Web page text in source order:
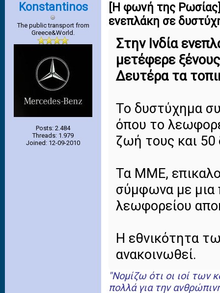
Konstantinos
The public transport from
Greece&World.
Posts: 2.484
Threads: 1.979
Joined: 12-09-2010
[Η φωνή της Ρωσίας]
ενεπλάκη σε
Στην Ινδία
μετέφερε
Δευτέρα τα
Το δυστύχημα
όπου το
ζωή τους και 50
Τα ΜΜΕ,
σύμφωνα με μια
λεωφορείου
Η εθνικότητα
ανακοινωθεί.
''Νομίζω ότι οι ιοί των
πολλά για την